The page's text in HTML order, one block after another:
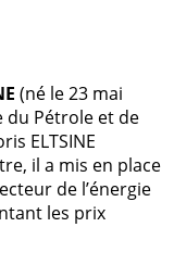
(né le 23 mai
du Pétrole et de
ELTSINE
il a mis en place
de l’énergie
les prix